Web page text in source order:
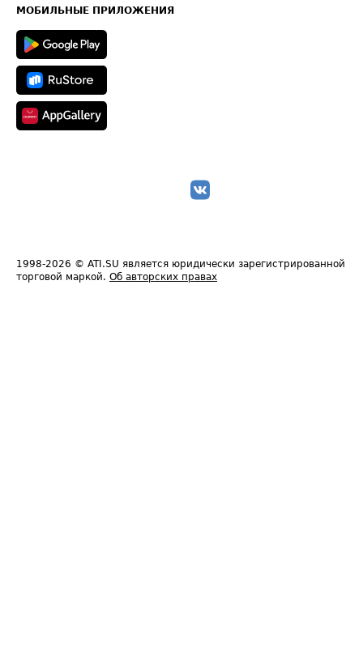
Техническая информация
МОБИЛЬНЫЕ ПРИЛОЖЕНИЯ
1998-2026 © ATI.SU является юридически зарегистрированной
торговой маркой. Об авторских правах